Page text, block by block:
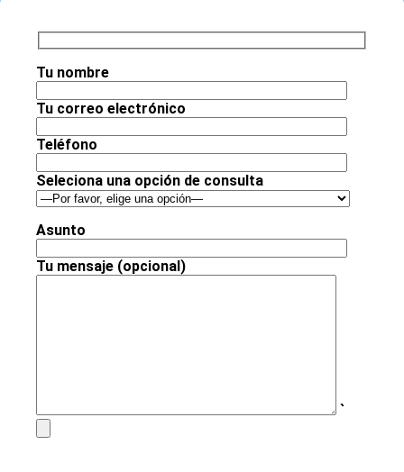
Tu nombre
Tu correo electrónico
Teléfono
Seleciona una opción de consulta
Asunto
Tu mensaje (opcional)
`